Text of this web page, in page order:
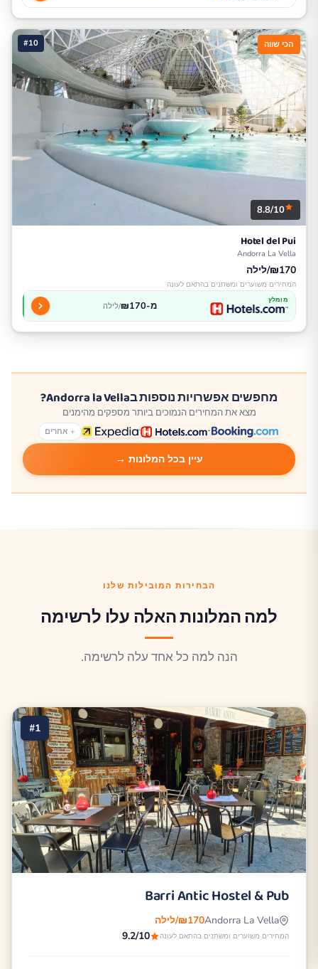
#10 הכי שווה
8.8/10
Hotel del Pui
Andorra La Vella
₪170/לילה
המחירים משוערים ומשתנים בהתאם לעונה
מומלץ מ-₪170 /לילה
מחפשים אפשרויות נוספות בAndorra la Vella?
מצא את המחירים הנמוכים ביותר מספקים מהימנים
+ אחרים
עיין בכל המלונות →
הבחירות המובילות שלנו
למה המלונות האלה עלו לרשימה
הנה למה כל אחד עלה לרשימה.
#1
Barri Antic Hostel & Pub
Andorra La Vella₪170/לילה
המחירים משוערים ומשתנים בהתאם לעונה 9.2/10